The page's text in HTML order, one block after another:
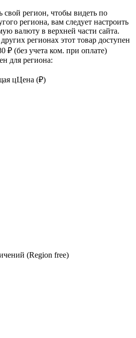
свой регион, чтобы видеть по
региона, вам следует настроить
валюту в верхней части сайта.
регионах этот товар доступен
₽ (без учета ком. при оплате)
для региона:
цЦена (₽)
(Region free)